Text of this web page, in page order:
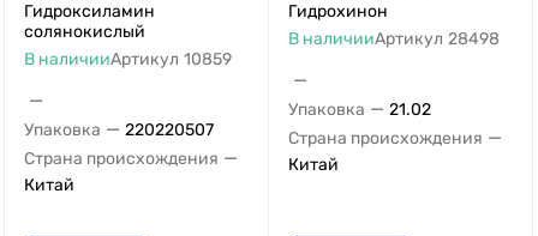
Гидроксиламин
солянокислый
В наличииАртикул 10859
—
Упаковка — 220220507
Страна происхождения —
Китай
Гидрохинон
В наличииАртикул 28498
—
Упаковка — 21.02
Страна происхождения —
Китай